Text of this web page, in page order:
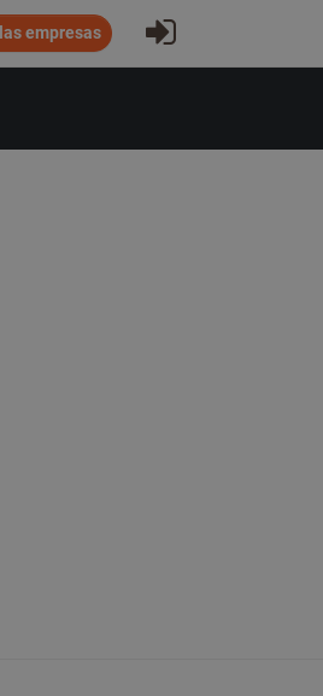
empresas Iniciar sesión